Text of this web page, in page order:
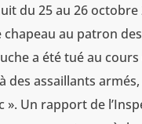
du 25 au 26
au patron
a été tué au
des assaillants
». Un rapport de